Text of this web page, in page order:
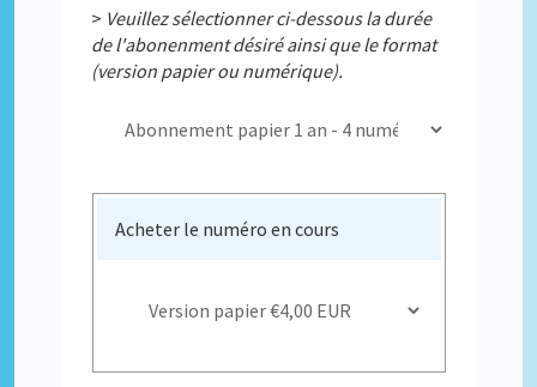
> Veuillez sélectionner ci-dessous la durée
de l'abonenment désiré ainsi que le format
(version papier ou numérique).
Acheter le numéro en cours